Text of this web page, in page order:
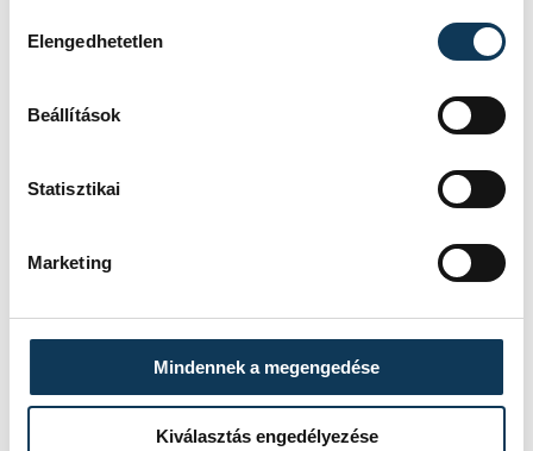
Elengedhetetlen
Beállítások
Statisztikai
Marketing
Mindennek a megengedése
Kiválasztás engedélyezése
megismerését.
SPORT
A gólok mellett a
könnyek is potyogtak –
Gasper Marguc
elköszönt Veszprémtől